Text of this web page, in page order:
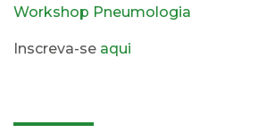
Workshop Pneumologia
Inscreva-se aqui